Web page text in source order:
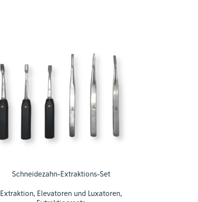
Schneidezahn-Extraktions-Set
Extraktion, Elevatoren und Luxatoren,